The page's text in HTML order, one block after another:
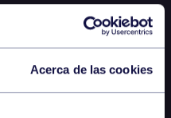
Acerca de las cookies